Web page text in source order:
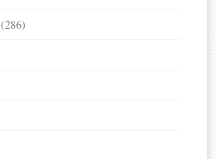
(286)